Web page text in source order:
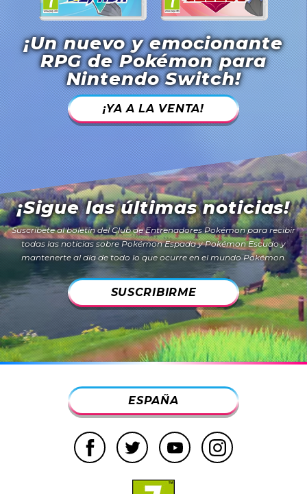
¡Un nuevo y emocionante
RPG de Pokémon para
Nintendo Switch!
¡YA A LA VENTA!
¡Sigue las últimas noticias!
Suscríbete al boletín del Club de Entrenadores Pokémon para recibir
todas las noticias sobrePokémon EspadayPokémon Escudoy
mantenerte al día de todo lo que ocurre en el mundo Pokémon.
SUSCRIBIRME
ESPAÑA